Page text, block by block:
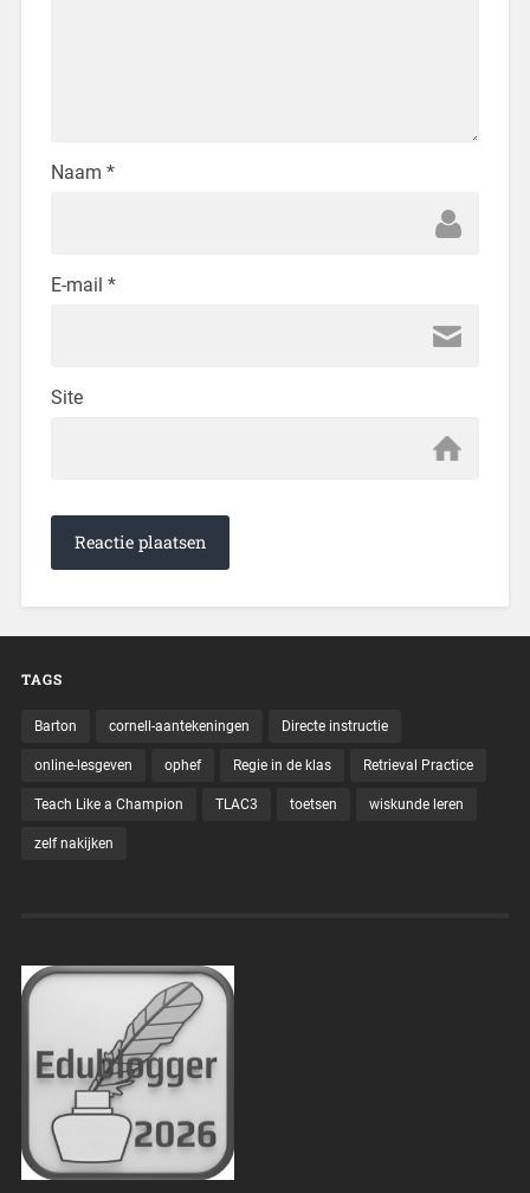
Naam *
E-mail *
Site
TAGS
Barton cornell-aantekeningen Directe instructie
online-lesgeven ophef Regie in de klas Retrieval Practice
Teach Like a Champion TLAC3 toetsen wiskunde leren
zelf nakijken